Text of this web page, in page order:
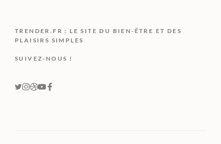
TRENDER.FR : LE SITE DU BIEN-ÊTRE ET DES
PLAISIRS SIMPLES
SUIVEZ-NOUS !